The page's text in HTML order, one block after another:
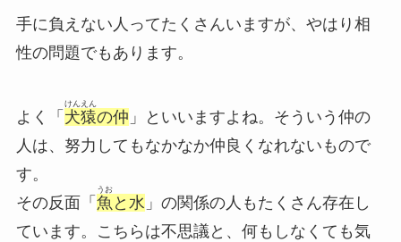
手に負えない人ってたくさんいますが、やはり相
性の問題でもあります。
よく「 犬猿
けんえん
の仲 」といいますよね。そういう仲の
人は、努力してもなかなか仲良くなれないもので
す。
その反面「 魚
うお
と水 」の関係の人もたくさん存在し
ています。こちらは不思議と、何もしなくても気